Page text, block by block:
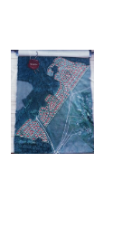
e
n
a
v
i
g